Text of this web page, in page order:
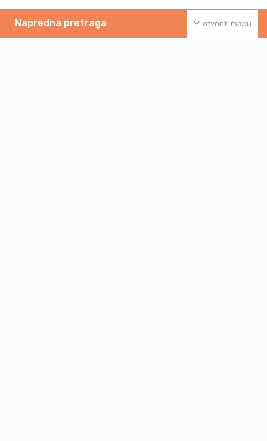
otvoriti mapu
Napredna pretraga